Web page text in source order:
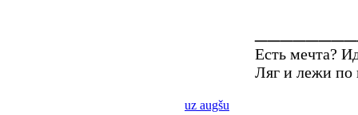
Есть мечта?
Ляг и лежи по
uz augšu